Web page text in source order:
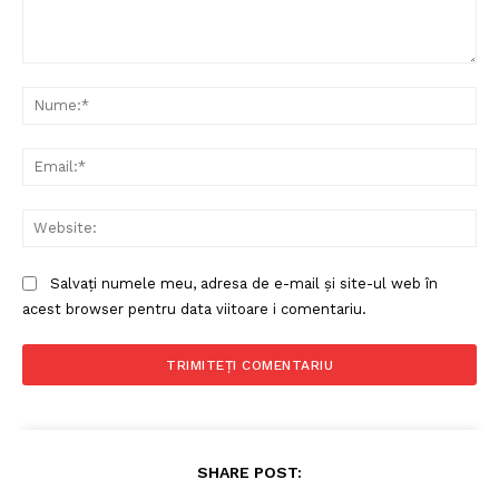
Salvați numele meu, adresa de e-mail și site-ul web în
acest browser pentru data viitoare i comentariu.
SHARE POST: